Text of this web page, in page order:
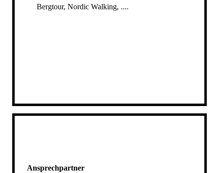
Bergtour, Nordic Walking, ....
Ansprechpartner